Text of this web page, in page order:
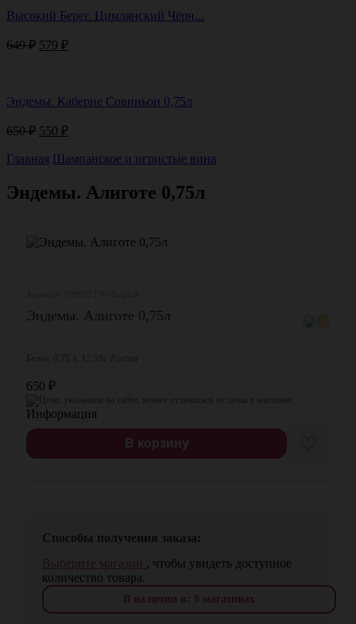
Высокий Берег. Цимлянский Чёрн...
649₽ Первоначальная
579 ₽Текущая
Эндемы. Каберне Совиньон 0,75л
650₽ Первоначальная
составляла
550 ₽Текущая
550 ₽.
Главная Шампанское и игристые вина
Эндемы. Алиготе 0,75л
Эндемы. Алиготе 0,75л
650 ₽
В корзину ♡
Способы получения заказа:
Выберите магазин , чтобы увидеть доступное
количество товара.
В наличии в: 9 магазинах